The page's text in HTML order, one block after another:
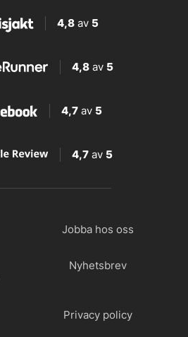
4,8av 5
4,8 av 5
4,7 av 5
4,7 av 5
Jobba hos oss
Nyhetsbrev
Privacy policy